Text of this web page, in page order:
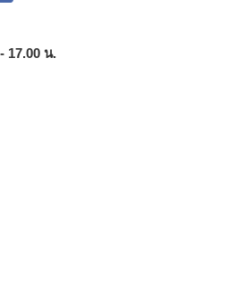
17.00 น.